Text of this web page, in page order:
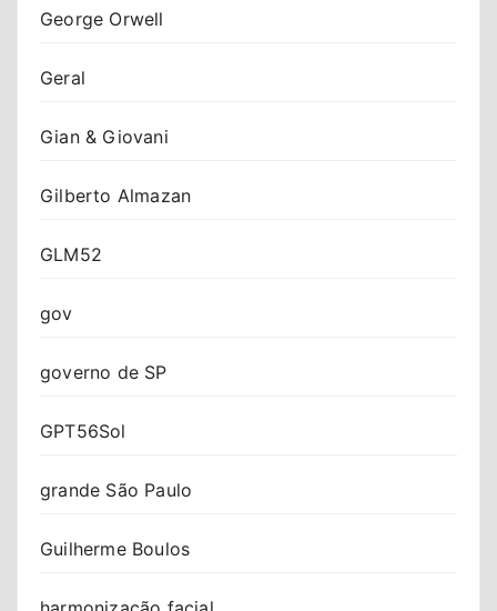
George Orwell
Geral
Gian & Giovani
Gilberto Almazan
GLM52
gov
governo de SP
GPT56Sol
grande São Paulo
Guilherme Boulos